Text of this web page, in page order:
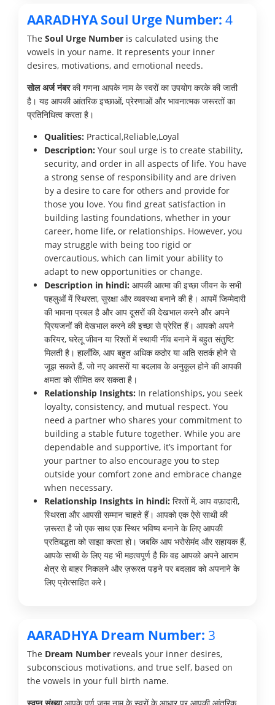
AARADHYA Soul Urge Number: 4
The Soul Urge Number is calculated using the
vowels in your name. It represents your inner
desires, motivations, and emotional needs.
सोल अर्ज नंबरकी गणना आपके नाम के स्वरों का उपयोग करके की जाती
है। यह आपकी आंतरिक इच्छाओं, प्रेरणाओं और भावनात्मक जरूरतों का
प्रतिनिधित्व करता है।
Qualities: Practical,Reliable,Loyal
Description: Your soul urge is to create stability,
security, and order in all aspects of life. You have
a strong sense of responsibility and are driven
by a desire to care for others and provide for
those you love. You find great satisfaction in
building lasting foundations, whether in your
career, home life, or relationships. However, you
may struggle with being too rigid or
overcautious, which can limit your ability to
adapt to new opportunities or change.
Description in hindi: आपकी आत्मा की इच्छा जीवन के सभी
पहलुओं में स्थिरता, सुरक्षा और व्यवस्था बनाने की है। आपमें जिम्मेदारी
की भावना प्रबल है और आप दूसरों की देखभाल करने और अपने
प्रियजनों की देखभाल करने की इच्छा से प्रेरित हैं। आपको अपने
करियर, घरेलू जीवन या रिश्तों में स्थायी नींव बनाने में बहुत संतुष्टि
मिलती है। हालाँकि, आप बहुत अधिक कठोर या अति सतर्क होने से
जूझ सकते हैं, जो नए अवसरों या बदलाव के अनुकूल होने की आपकी
क्षमता को सीमित कर सकता है।
Relationship Insights: In relationships, you seek
loyalty, consistency, and mutual respect. You
need a partner who shares your commitment to
building a stable future together. While you are
dependable and supportive, it’s important for
your partner to also encourage you to step
outside your comfort zone and embrace change
when necessary.
Relationship Insights in hindi: रिश्तों में, आप वफ़ादारी,
स्थिरता और आपसी सम्मान चाहते हैं। आपको एक ऐसे साथी की
ज़रूरत है जो एक साथ एक स्थिर भविष्य बनाने के लिए आपकी
प्रतिबद्धता को साझा करता हो। जबकि आप भरोसेमंद और सहायक हैं,
आपके साथी के लिए यह भी महत्वपूर्ण है कि वह आपको अपने आराम
क्षेत्र से बाहर निकलने और ज़रूरत पड़ने पर बदलाव को अपनाने के
लिए प्रोत्साहित करे।
AARADHYA Dream Number: 3
The Dream Number reveals your inner desires,
subconscious motivations, and true self, based on
the vowels in your full birth name.